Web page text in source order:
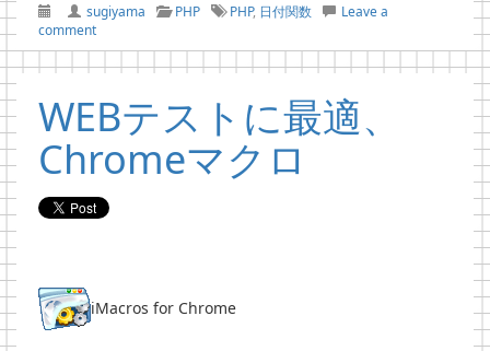
sugiyama PHP PHP, 日付関数
Leave a
comment
WEBテストに最適、
Chromeマクロ
iMacros for Chrome